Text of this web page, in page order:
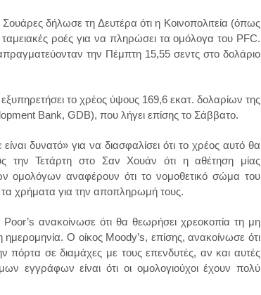
δήλωσε τη Δευτέρα ότι η Κοινοπολιτεία (όπως
ταμειακές ροές για να πληρώσει τα ομόλογα του PFC.
την Πέμπτη 15,55 σεντς στο δολάριο
το χρέος ύψους 169,6 εκατ. δολαρίων της
Bank, GDB), που λήγει επίσης το Σάββατο.
δυνατό» για να διασφαλίσει ότι το χρέος αυτό θα
την Τετάρτη στο Σαν Χουάν ότι η αθέτηση μίας
ομολόγων αναφέρουν ότι το νομοθετικό σώμα του
τα χρήματα για την αποπληρωμή τους.
ανακοίνωσε ότι θα θεωρήσει χρεοκοπία τη μη
Ο οίκος Moody’s, επίσης, ανακοίνωσε ότι
πόρτα σε διαμάχες με τους επενδυτές, αν και αυτές
εγγράφων είναι ότι οι ομολογιούχοι έχουν πολύ